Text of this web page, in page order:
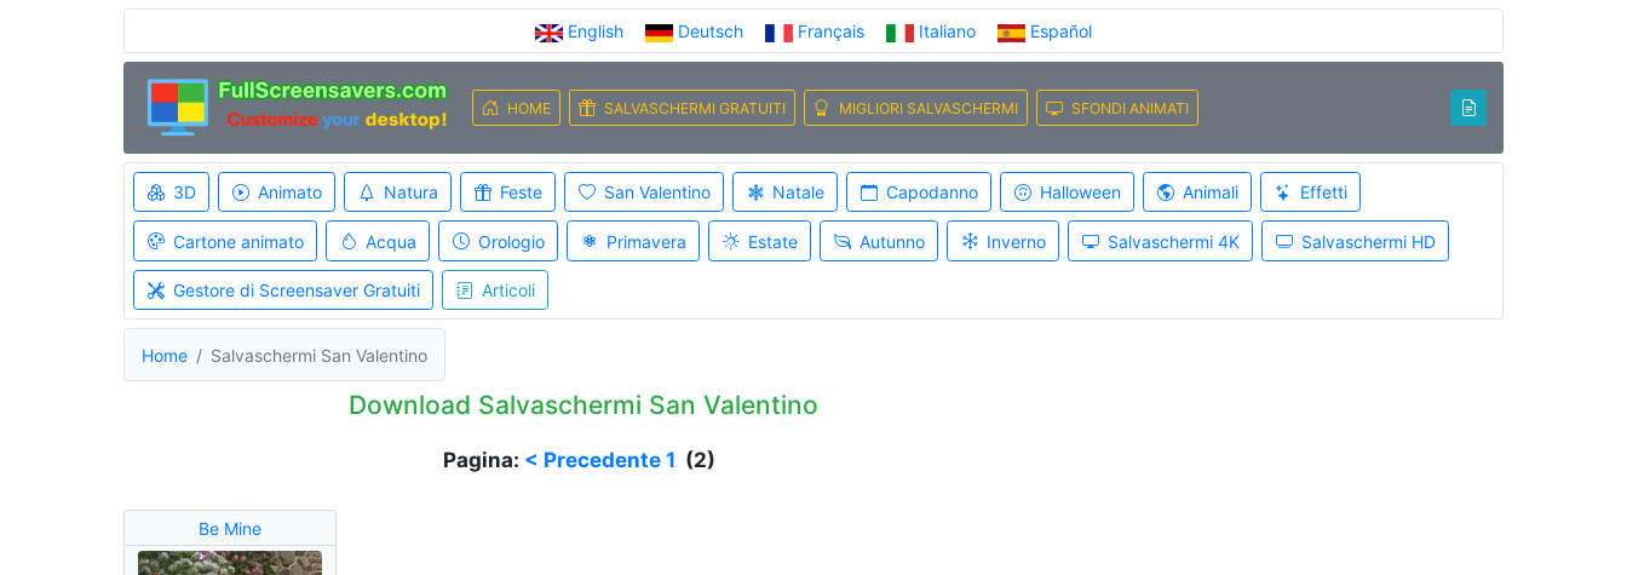
English Deutsch Français Italiano Español
HOME SALVASCHERMI GRATUITI MIGLIORI SALVASCHERMI SFONDI ANIMATI
3D Animato Natura Feste San Valentino Natale Capodanno Halloween Animali Effetti
Cartone animato Acqua Orologio Primavera Estate Autunno Inverno Salvaschermi 4K Salvaschermi HD
Gestore di Screensaver Gratuiti Articoli
Home Salvaschermi San Valentino
Download Salvaschermi San Valentino
Pagina: < Precedente 1 (2)
Be Mine